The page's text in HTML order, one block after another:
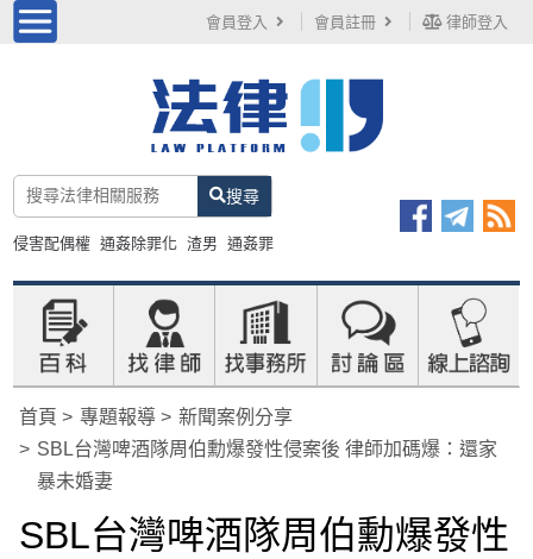
會員登入 會員註冊 律師登入
搜尋
侵害配偶權 通姦除罪化 渣男 通姦罪
首頁 專題報導
新聞案例分享
SBL台灣啤酒隊周伯勳爆發性侵案後 律師加碼爆：還家
暴未婚妻
SBL台灣啤酒隊周伯勳爆發性